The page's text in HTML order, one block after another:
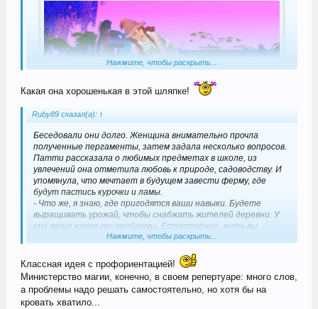
Нажмите, чтобы раскрыть...
Какая она хорошенькая в этой шляпке!
Ruby89 сказал(а): ↑
Беседовали они долго. Женщина внимательно прочла
полученные пергаменты, затем задала несколько вопросов.
Патти рассказала о любимых предметах в школе, из
увлечений она отметила любовь к природе, садоводству. И
упомянула, что мечтает в будущем завести ферму, где
будут пастись курочки и ламы.
- Что же, я знаю, где пригодятся ваши навыки. Будете
выращивать урожай, чтобы снабжать жителей деревни. У
них вечно какие-то проблемы. Естественно, жить вы
будете там же. Не волнуйтесь, деревня находится недалеко
Затем женщина протянула небольшую записку со словами,
что ее надо кинуть в портал, когда Патти будет выходить.
Тогда она окажется прямо на домашнем участке.
Нажмите, чтобы раскрыть...
Классная идея с профориентацией!
Министерство магии, конечно, в своем репертуаре: много слов,
а проблемы надо решать самостоятельно, но хотя бы на
кровать хватило...